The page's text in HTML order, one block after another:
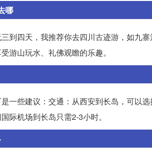
哪
到四天，我推荐你去四川古迹游，如九
游山玩水、礼佛观瞻的乐趣。
一些建议：交通：从西安到长岛，可以
际机场到长岛只需2-3小时。